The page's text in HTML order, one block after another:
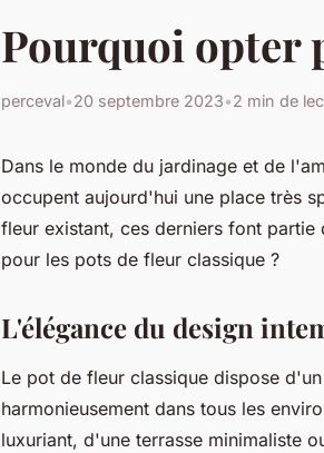
Pourquoi opter
perceval•20 septembre 2023•2 min de
Dans le monde du jardinage et de
occupent aujourd'hui une place très
fleur existant, ces derniers font
pour les pots de fleur classique ?
L'élégance du design
Le pot de fleur classique dispose
harmonieusement dans tous les
luxuriant, d'une terrasse minimaliste